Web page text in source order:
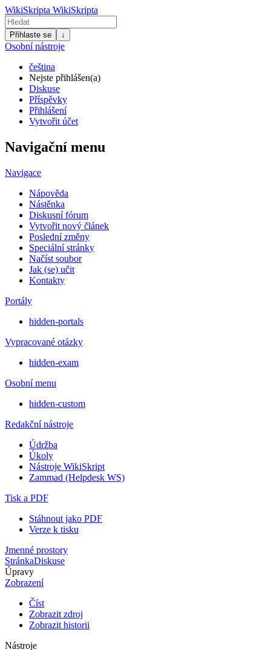
WikiSkripta WikiSkripta
Přihlaste se ↓
Osobní nástroje
čeština
Nejste přihlášen(a)
Diskuse
Příspěvky
Přihlášení
Vytvořit účet
Navigační menu
Navigace
Nápověda
Nástěnka
Diskusní fórum
Vytvořit nový článek
Poslední změny
Speciální stránky
Načíst soubor
Jak (se) učit
Kontakty
Portály
hidden-portals
Vypracované otázky
hidden-exam
Osobní menu
hidden-custom
Redakční nástroje
Údržba
Úkoly
Nástroje WikiSkript
Zammad (Helpdesk WS)
Tisk a PDF
Stáhnout jako PDF
Verze k tisku
Jmenné prostory
StránkaDiskuse
Úpravy
Zobrazení
Číst
Zobrazit zdroj
Zobrazit historii
Nástroje